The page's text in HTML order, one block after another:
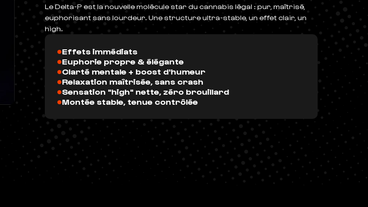
Le Delta-P est la nouvelle molécule star du cannabis légal : pur, maîtrisé,
euphorisant sans lourdeur. Une structure ultra-stable, un effet clair, un
high.
•Effets immédiats
•Euphorie propre & élégante
•Clarté mentale + boost d'humeur
•Relaxation maîtrisée, sans crash
•Sensation "high" nette, zéro brouillard
•Montée stable, tenue contrôlée